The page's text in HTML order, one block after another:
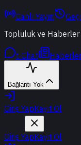
Canlı Yayın
Topluluk ve Haberler
t-Chat Haberler
Bağlantı Yok
Giriş YapKayıt Ol
Giriş YapKayıt Ol